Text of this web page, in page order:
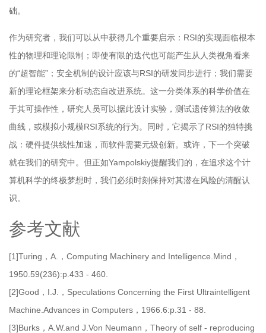
础。
作为研究者，我们可以从中获得几个重要启示：RSI的实现面临根本
性的物理和理论限制；即使有限的迭代也可能产生从人类视角看来
的“超智能”；安全机制的设计应该与RSI的研发同步进行；我们需要
新的理论框架来分析动态自改进系统。这一分类体系的科学价值在
于其可操作性，研究人员可以据此设计实验，测试遗传算法的收敛
曲线，或模拟小规模RSI系统的行为。同时，它揭示了RSI的独特挑
战：硬件提供线性加速，而软件需要元级创新。或许，下一个突破
就在我们的研究中。但正如Yampolskiy提醒我们的，在追求这个计
算机科学的终极梦想时，我们必须时刻保持对其潜在风险的清醒认
识。
参考文献
[1]Turing，A.，Computing Machinery and Intelligence.Mind，
1950.59(236):p.433 - 460.
[2]Good，I.J.，Speculations Concerning the First Ultraintelligent
Machine.Advances in Computers，1966.6:p.31 - 88.
[3]Burks，A.W.and J.Von Neumann，Theory of self - reproducing